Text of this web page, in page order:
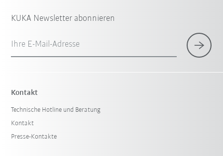
KUKA Newsletter abonnieren
Ihre E-Mail-Adresse
Kontakt
Technische Hotline und Beratung
Kontakt
Presse-Kontakte